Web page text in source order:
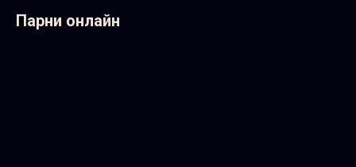
Парни онлайн